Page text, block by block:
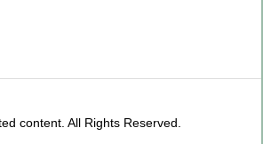
content. All Rights Reserved.